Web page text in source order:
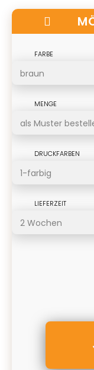
FARBE
MENGE
DRUCKFARBEN
LIEFERZEIT